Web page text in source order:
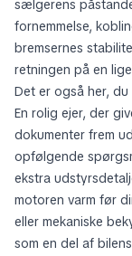
sælgerens
fornemmelse,
bremsernes
retningen på en
Det er også her,
En rolig ejer, der
dokumenter frem
opfølgende
ekstra
motoren varm før
eller mekaniske
som en del af